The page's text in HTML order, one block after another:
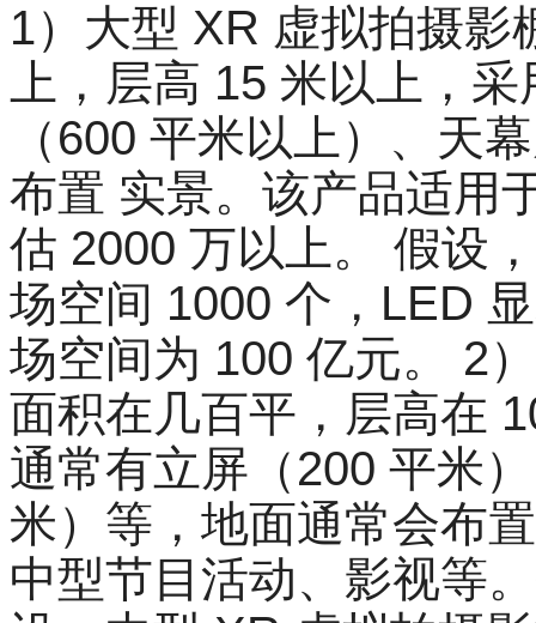
1）大型 XR 虚拟拍摄影
上，层高 15 米以上，
（600 平米以上）、天
布置 实景。该产品适用
估 2000 万以上。 假设
场空间 1000 个，LED
场空间为 100 亿元。 2
面积在几百平，层高在
通常有立屏（200 平米
米）等，地面通常会布
中型节目活动、影视等